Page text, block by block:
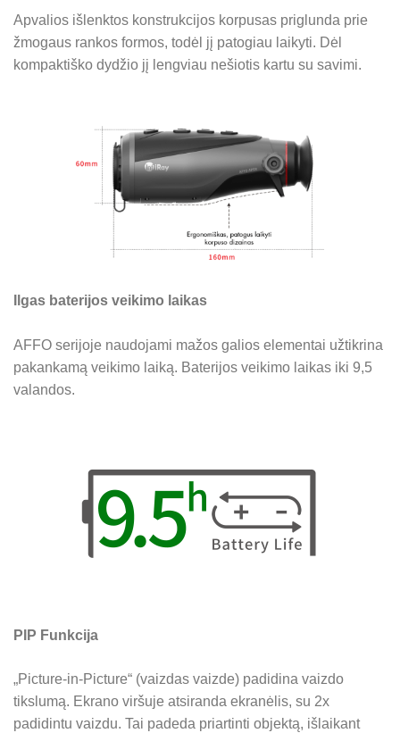
Apvalios išlenktos konstrukcijos korpusas priglunda prie
žmogaus rankos formos, todėl jį patogiau laikyti. Dėl
kompaktiško dydžio jį lengviau nešiotis kartu su savimi.
Ilgas baterijos veikimo laikas
AFFO serijoje naudojami mažos galios elementai užtikrina
pakankamą veikimo laiką. Baterijos veikimo laikas iki 9,5
valandos.
PIP Funkcija
„Picture-in-Picture“ (vaizdas vaizde) padidina vaizdo
tikslumą. Ekrano viršuje atsiranda ekranėlis, su 2x
padidintu vaizdu. Tai padeda priartinti objektą, išlaikant